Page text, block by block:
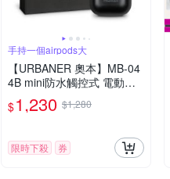
手持一個airpods大
【URBANER 奧本】MB-04
4B mini防水觸控式 電動刮
鬍刀(口袋電刮鬍刀/電鬍刀/
刮鬍刀)
$1,230 $1,280
限時下殺 券